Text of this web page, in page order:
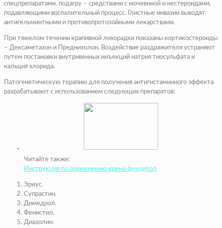
спецпрепаратами, подагру – средствами с мочевиной и нестероидами,
подавляющими воспалительный процесс. Глистные инвазии выводят
антигельминтными и противопротозойными лекарствами.
При тяжелом течении крапивной лихорадки показаны кортикостероиды
– Дексаметазон и Преднизолон. Воздействие раздражителя устраняют
путем постановки внутривенных инъекций натрия тиосульфата и
кальция хлорида.
Патогенетическую терапию для получения антигистаминного эффекта
разрабатывают с использованием следующих препаратов:
Читайте также:
Инструкция по применению крема фундизол
Эриус.
Супрастин.
Димедрол.
Фенистил.
Диазолин.